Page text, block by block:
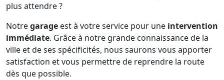
plus attendre ?
Notregarage est à votre service pour une intervention
immédiate. Grâce à notre grande connaissance de la
ville et de ses spécificités, nous saurons vous apporter
satisfaction et vous permettre de reprendre la route
dès que possible.